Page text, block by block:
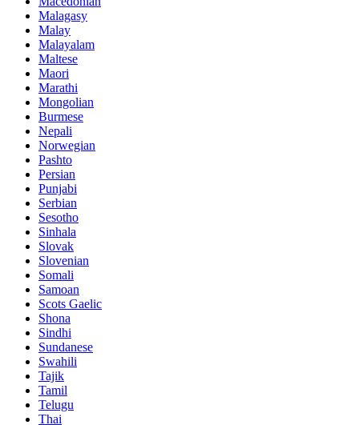
Malagasy
Malay
Malayalam
Maltese
Maori
Marathi
Mongolian
Burmese
Nepali
Norwegian
Pashto
Persian
Punjabi
Serbian
Sesotho
Sinhala
Slovak
Slovenian
Somali
Samoan
Scots Gaelic
Shona
Sindhi
Sundanese
Swahili
Tajik
Tamil
Telugu
Thai